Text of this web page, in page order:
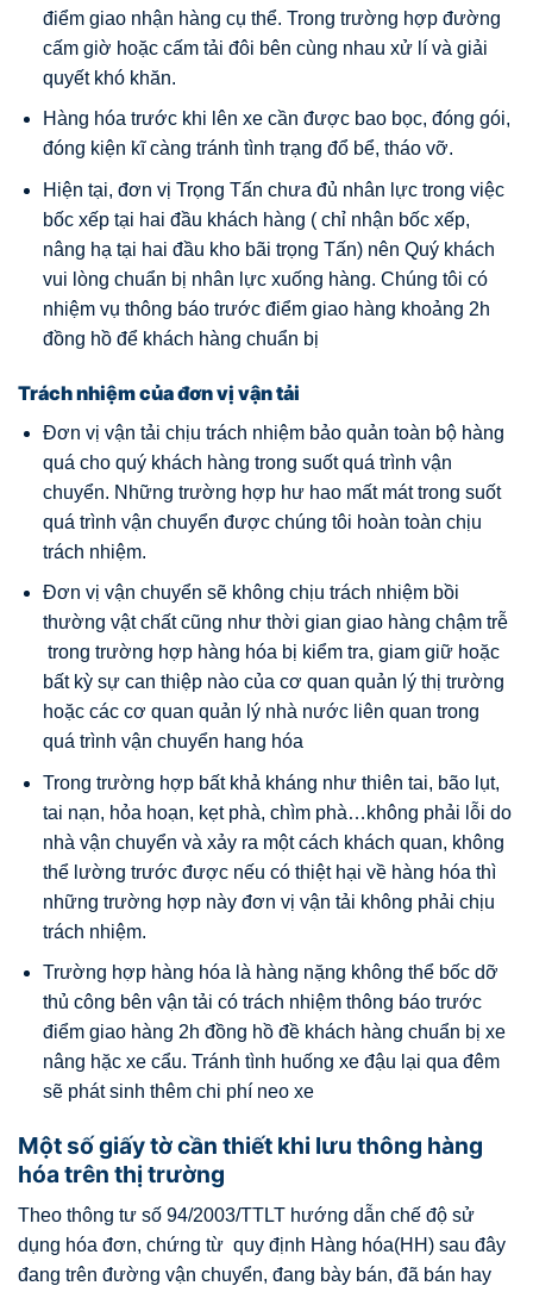
điểm giao nhận hàng cụ thể. Trong trường hợp đường
cấm giờ hoặc cấm tải đôi bên cùng nhau xử lí và giải
quyết khó khăn.
Hàng hóa trước khi lên xe cần được bao bọc, đóng gói,
đóng kiện kĩ càng tránh tình trạng đổ bể, tháo vỡ.
Hiện tại, đơn vị Trọng Tấn chưa đủ nhân lực trong việc
bốc xếp tại hai đầu khách hàng ( chỉ nhận bốc xếp,
nâng hạ tại hai đầu kho bãi trọng Tấn) nên Quý khách
vui lòng chuẩn bị nhân lực xuống hàng. Chúng tôi có
nhiệm vụ thông báo trước điểm giao hàng khoảng 2h
đồng hồ để khách hàng chuẩn bị
Trách nhiệm của đơn vị vận tải
Đơn vị vận tải chịu trách nhiệm bảo quản toàn bộ hàng
quá cho quý khách hàng trong suốt quá trình vận
chuyển. Những trường hợp hư hao mất mát trong suốt
quá trình vận chuyển được chúng tôi hoàn toàn chịu
trách nhiệm.
Đơn vị vận chuyển sẽ không chịu trách nhiệm bồi
thường vật chất cũng như thời gian giao hàng chậm trễ
trong trường hợp hàng hóa bị kiểm tra, giam giữ hoặc
bất kỳ sự can thiệp nào của cơ quan quản lý thị trường
hoặc các cơ quan quản lý nhà nước liên quan trong
quá trình vận chuyển hang hóa
Trong trường hợp bất khả kháng như thiên tai, bão lụt,
tai nạn, hỏa hoạn, kẹt phà, chìm phà…không phải lỗi do
nhà vận chuyển và xảy ra một cách khách quan, không
thể lường trước được nếu có thiệt hại về hàng hóa thì
những trường hợp này đơn vị vận tải không phải chịu
trách nhiệm.
Trường hợp hàng hóa là hàng nặng không thể bốc dỡ
thủ công bên vận tải có trách nhiệm thông báo trước
điểm giao hàng 2h đồng hồ đề khách hàng chuẩn bị xe
nâng hặc xe cẩu. Tránh tình huống xe đậu lại qua đêm
sẽ phát sinh thêm chi phí neo xe
Một số giấy tờ cần thiết khi lưu thông hàng
hóa trên thị trường
Theo thông tư số 94/2003/TTLT hướng dẫn chế độ sử
dụng hóa đơn, chứng từ quy định Hàng hóa(HH) sau đây
đang trên đường vận chuyển, đang bày bán, đã bán hay